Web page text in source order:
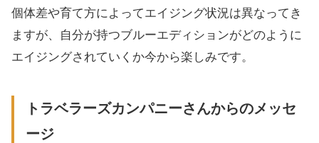
個体差や育て方によってエイジング状況は異なってき
ますが、自分が持つブルーエディションがどのように
エイジングされていくか今から楽しみです。
トラベラーズカンパニーさんからのメッセ
ージ